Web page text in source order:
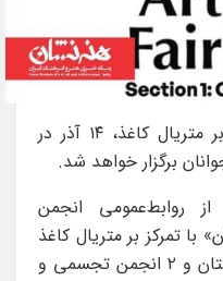
رویداد «آرت‌فر تهران» با تمرکز بر متریال کاغذ، ۱۴ آذر در
برگزار خواهد شد.
روابط‌عمومی انجمن
با تمرکز بر متریال کاغذ
و حضور ۴۱ گالری تهران و شهرستان و ۲ انجمن تجسمی و